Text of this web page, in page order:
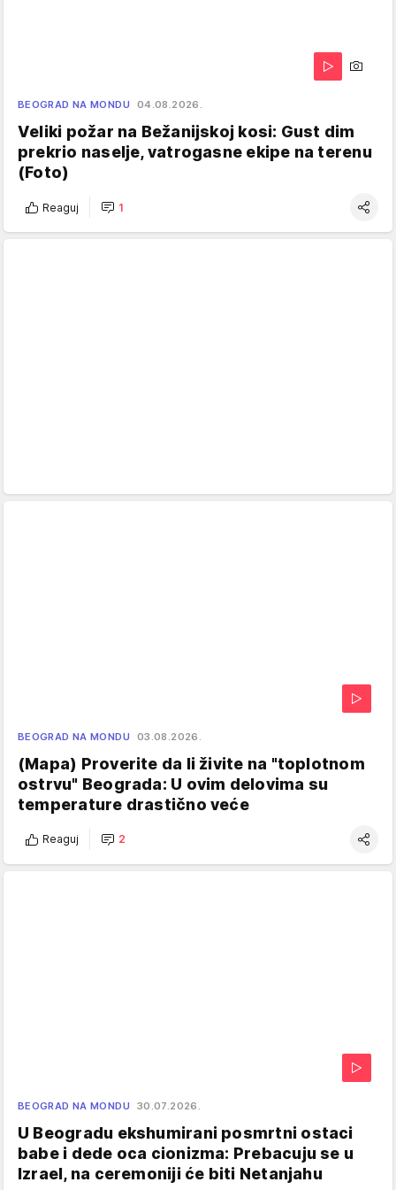
BEOGRAD NA MONDU 04.08.2026.
Veliki požar na Bežanijskoj kosi: Gust dim
prekrio naselje, vatrogasne ekipe na terenu
(Foto)
Reaguj 1
BEOGRAD NA MONDU 03.08.2026.
(Mapa) Proverite da li živite na "toplotnom
ostrvu" Beograda: U ovim delovima su
temperature drastično veće
Reaguj 2
BEOGRAD NA MONDU 30.07.2026.
U Beogradu ekshumirani posmrtni ostaci
babe i dede oca cionizma: Prebacuju se u
Izrael, na ceremoniji će biti Netanjahu